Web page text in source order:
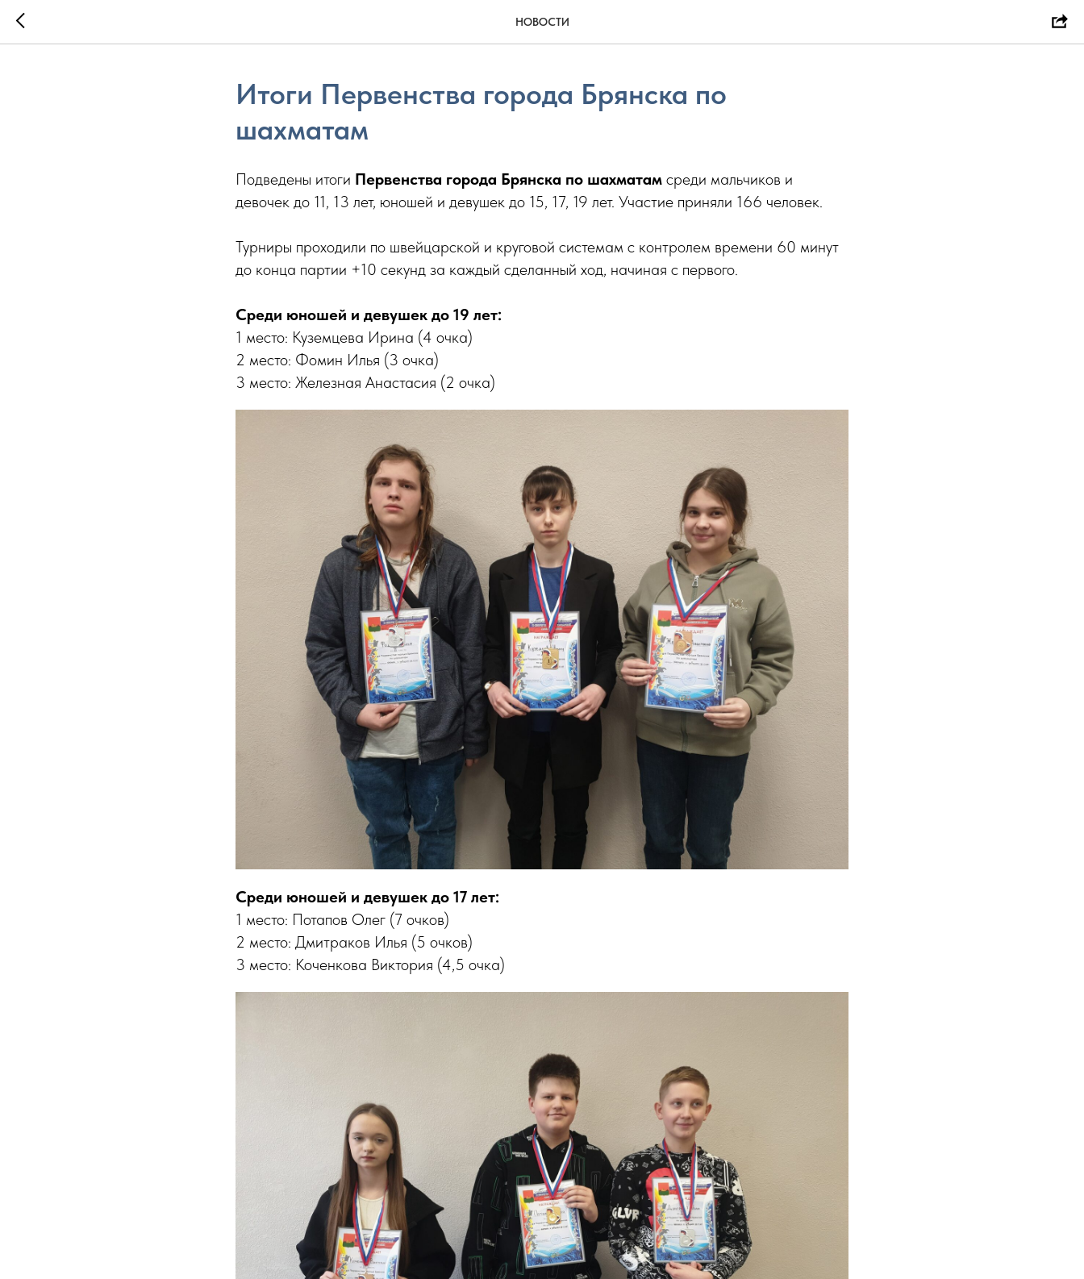
НОВОСТИ
Итоги Первенства города Брянска по
шахматам
Подведены итоги Первенства города Брянска по шахматам среди мальчиков и
девочек до 11, 13 лет, юношей и девушек до 15, 17, 19 лет. Участие приняли 166 человек.
Турниры проходили по швейцарской и круговой системам с контролем времени 60 минут
до конца партии +10 секунд за каждый сделанный ход, начиная с первого.
Среди юношей и девушек до 19 лет:
1 место: Куземцева Ирина (4 очка)
2 место: Фомин Илья (3 очка)
3 место: Железная Анастасия (2 очка)
Среди юношей и девушек до 17 лет:
1 место: Потапов Олег (7 очков)
2 место: Дмитраков Илья (5 очков)
3 место: Коченкова Виктория (4,5 очка)